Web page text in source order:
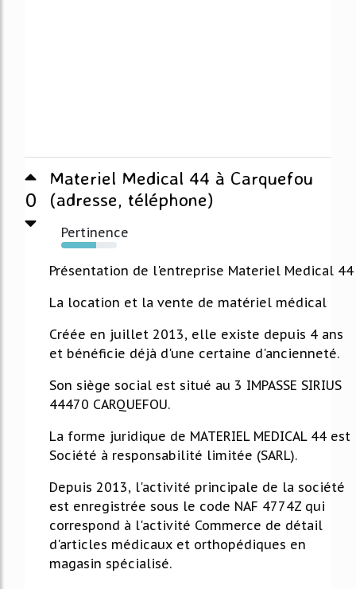
0
Materiel Medical 44 à Carquefou
(adresse, téléphone)
Pertinence
63%
Présentation de l'entreprise Materiel Medical 44
La location et la vente de matériel médical
Créée en juillet 2013, elle existe depuis 4 ans
et bénéficie déjà d'une certaine d'ancienneté.
Son siège social est situé au 3 IMPASSE SIRIUS
44470 CARQUEFOU.
La forme juridique de MATERIEL MEDICAL 44 est
Société à responsabilité limitée (SARL).
Depuis 2013, l'activité principale de la société
est enregistrée sous le code NAF 4774Z qui
correspond à l'activité Commerce de détail
d'articles médicaux et orthopédiques en
magasin spécialisé.